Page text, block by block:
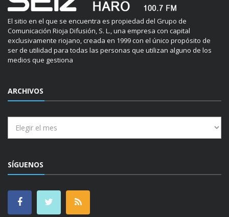
El sitio en el que se encuentra es propiedad del Grupo de
Comunicación Rioja Difusión, S. L., una empresa con capital
exclusivamente riojano, creada en 1999 con el único propósito de
ser de utilidad para todas las personas que utilizan alguno de los
medios que gestiona
ARCHIVOS
SÍGUENOS